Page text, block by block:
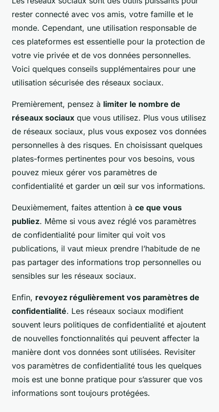
rester connecté avec vos amis, votre famille et le
monde. Cependant, une utilisation responsable de
ces plateformes est essentielle pour la protection de
votre vie privée et de vos données personnelles.
Voici quelques conseils supplémentaires pour une
utilisation sécurisée des réseaux sociaux.
Premièrement, pensez à limiter le nombre de
réseaux sociaux que vous utilisez. Plus vous utilisez
de réseaux sociaux, plus vous exposez vos données
personnelles à des risques. En choisissant quelques
plates-formes pertinentes pour vos besoins, vous
pouvez mieux gérer vos paramètres de
confidentialité et garder un œil sur vos informations.
Deuxièmement, faites attention à ce que vous
publiez. Même si vous avez réglé vos paramètres
de confidentialité pour limiter qui voit vos
publications, il vaut mieux prendre l’habitude de ne
pas partager des informations trop personnelles ou
sensibles sur les réseaux sociaux.
Enfin, revoyez régulièrement vos paramètres de
confidentialité. Les réseaux sociaux modifient
souvent leurs politiques de confidentialité et ajoutent
de nouvelles fonctionnalités qui peuvent affecter la
manière dont vos données sont utilisées. Revisiter
vos paramètres de confidentialité tous les quelques
mois est une bonne pratique pour s’assurer que vos
informations sont toujours protégées.